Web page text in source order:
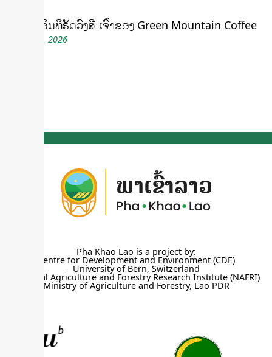
ແສງຄຳ ອິນທິຣັດວົງສີ ເຈົ້າຂອງ Green Mountain Coffee
March 26, 2026
Pha Khao Lao is a project by:
Centre for Development and Environment (CDE)
University of Bern, Switzerland
National Agriculture and Forestry Research Institute (NAFRI)
Ministry of Agriculture and Forestry, Lao PDR